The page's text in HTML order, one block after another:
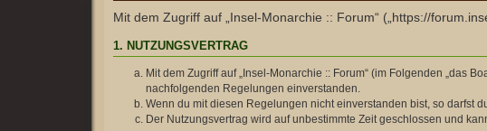
Mit dem Zugriff auf „Insel-Monarchie :: Forum“ („https://
1. NUTZUNGSVERTRAG
Mit dem Zugriff auf „Insel-Monarchie :: Forum“ (im Folgenden „das
nachfolgenden Regelungen einverstanden.
Wenn du mit diesen Regelungen nicht einverstanden bist, so darfst
Der Nutzungsvertrag wird auf unbestimmte Zeit geschlossen und